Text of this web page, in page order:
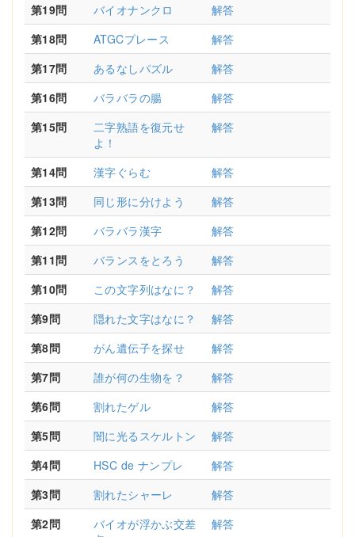
第19問
バイオナンクロ
解答
第18問
ATGCプレース
解答
第17問
あるなしパズル
解答
第16問
バラバラの腸
解答
第15問
二字熟語を復元せ
よ！
解答
第14問 漢字ぐらむ
解答
第13問
同じ形に分けよう
解答
第12問
バラバラ漢字
解答
第11問
バランスをとろう
解答
第10問
この文字列はなに？
解答
第9問
隠れた文字はなに？
解答
第8問
がん遺伝子を探せ
解答
第7問
誰が何の生物を？
解答
第6問
割れたゲル
解答
第5問
闇に光るスケルトン
解答
第4問
HSC de ナンプレ
解答
第3問
割れたシャーレ
解答
第2問
バイオが浮かぶ交差
解答